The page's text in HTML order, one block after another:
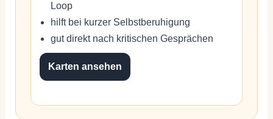
Loop
hilft bei kurzer Selbstberuhigung
gut direkt nach kritischen Gesprächen
Karten ansehen